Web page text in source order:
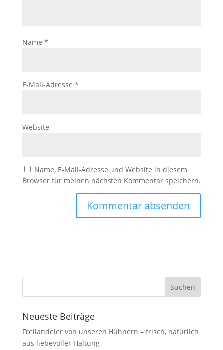
Name *
E-Mail-Adresse *
Website
Name, E-Mail-Adresse und Website in diesem
Browser für meinen nächsten Kommentar speichern.
Neueste Beiträge
Freilandeier von unseren Hühnern – frisch, natürlich
aus liebevoller Haltung